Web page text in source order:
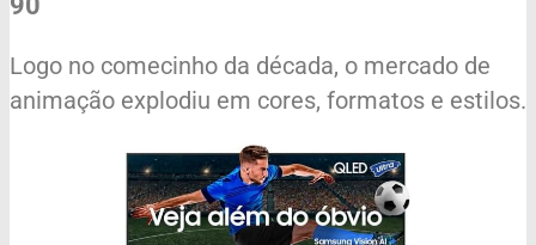
Logo no comecinho da década, o mercado de
animação explodiu em cores, formatos e estilos.